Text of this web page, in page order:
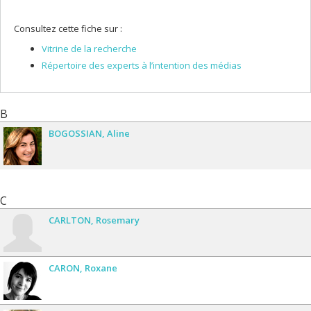
Consultez cette fiche sur :
Vitrine de la recherche
Répertoire des experts à l’intention des médias
B
BOGOSSIAN Aline
C
CARLTON Rosemary
CARON Roxane